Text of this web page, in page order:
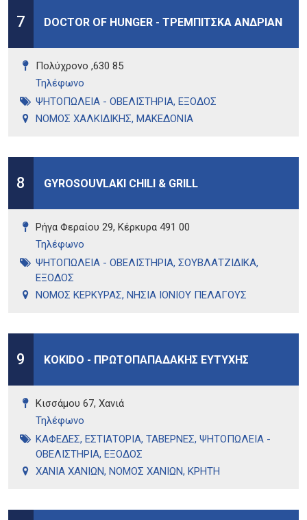
7 DOCTOR OF HUNGER - ΤΡΕΜΠΙΤΣΚΑ ΑΝΔΡΙΑΝ
Πολύχρονο ,630 85
Τηλέφωνo
ΨΗΤΟΠΩΛΕΙΑ - ΟΒΕΛΙΣΤΗΡΙΑ, ΕΞΟΔΟΣ
ΝΟΜΟΣ ΧΑΛΚΙΔΙΚΗΣ, ΜΑΚΕΔΟΝΙΑ
8 GYROSOUVLAKI CHILI & GRILL
Ρήγα Φεραίου 29, Κέρκυρα 491 00
Τηλέφωνo
ΨΗΤΟΠΩΛΕΙΑ - ΟΒΕΛΙΣΤΗΡΙΑ, ΣΟΥΒΛΑΤΖΙΔΙΚΑ,
ΕΞΟΔΟΣ
ΝΟΜΟΣ ΚΕΡΚΥΡΑΣ, ΝΗΣΙΑ ΙΟΝΙΟΥ ΠΕΛΑΓΟΥΣ
9 KOKIDO - ΠΡΩΤΟΠΑΠΑΔΑΚΗΣ ΕΥΤΥΧΗΣ
Κισσάμου 67, Χανιά
Τηλέφωνo
ΚΑΦΕΔΕΣ, ΕΣΤΙΑΤΟΡΙΑ, ΤΑΒΕΡΝΕΣ, ΨΗΤΟΠΩΛΕΙΑ -
ΟΒΕΛΙΣΤΗΡΙΑ, ΕΞΟΔΟΣ
ΧΑΝΙΑ ΧΑΝΙΩΝ, ΝΟΜΟΣ ΧΑΝΙΩΝ, ΚΡΗΤΗ